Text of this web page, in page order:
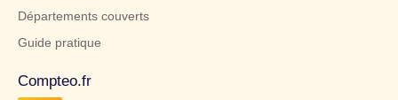
Départements couverts
Guide pratique
Compteo.fr